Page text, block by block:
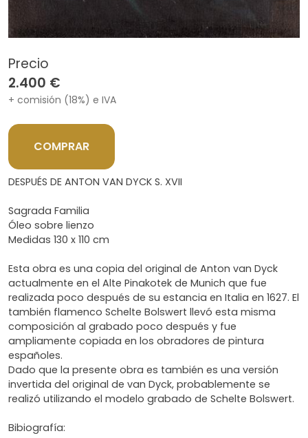
Precio
2.400 €
+ comisión (18%) e IVA
COMPRAR
DESPUÉS DE ANTON VAN DYCK S. XVII
Sagrada Familia
Óleo sobre lienzo
Medidas 130 x 110 cm
Esta obra es una copia del original de Anton van Dyck
actualmente en el Alte Pinakotek de Munich que fue
realizada poco después de su estancia en Italia en 1627. El
también flamenco Schelte Bolswert llevó esta misma
composición al grabado poco después y fue
ampliamente copiada en los obradores de pintura
españoles.
Dado que la presente obra es también es una versión
invertida del original de van Dyck, probablemente se
realizó utilizando el modelo grabado de Schelte Bolswert.
Bibiografía: